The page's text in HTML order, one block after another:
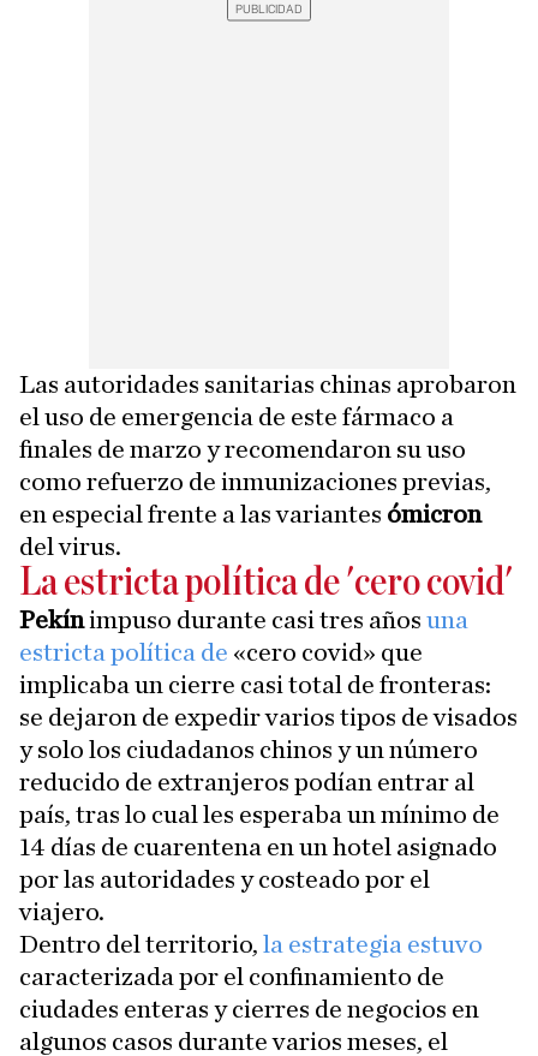
Las autoridades sanitarias chinas aprobaron
el uso de emergencia de este fármaco a
finales de marzo y recomendaron su uso
como refuerzo de inmunizaciones previas,
en especial frente a las variantes ómicron
del virus.
La estricta política de 'cero covid'
Pekínimpuso durante casi tres años una
estricta política de «cero covid» que
implicaba un cierre casi total de fronteras:
se dejaron de expedir varios tipos de visados
y solo los ciudadanos chinos y un número
reducido de extranjeros podían entrar al
país, tras lo cual les esperaba un mínimo de
14 días de cuarentena en un hotel asignado
por las autoridades y costeado por el
viajero.
Dentro del territorio, la estrategia estuvo
caracterizada por el confinamiento de
ciudades enteras y cierres de negocios en
algunos casos durante varios meses, el